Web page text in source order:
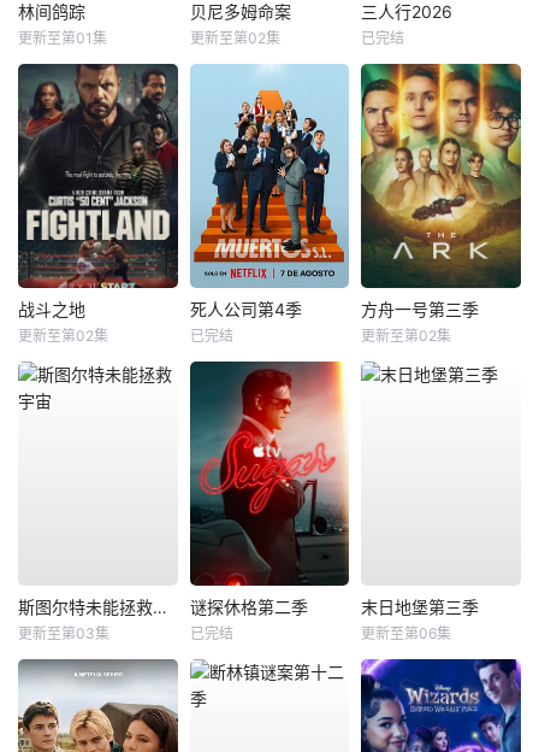
林间鸽踪
更新至第01集
贝尼多姆命案
更新至第02集
三人行2026
已完结
战斗之地
更新至第02集
死人公司第4季
已完结
方舟一号第三季
更新至第02集
斯图尔特未能拯救宇宙
更新至第03集
谜探休格第二季
已完结
末日地堡第三季
更新至第06集